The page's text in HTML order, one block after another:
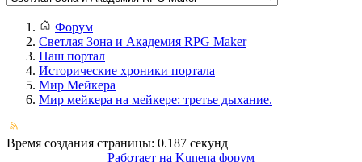
Форум
Светлая Зона и Академия RPG Maker
Наш портал
Исторические хроники портала
Мир Мейкера
Мир мейкера на мейкере: третье дыхание.
Время создания страницы: 0.187 секунд
Работает на Kunena форум